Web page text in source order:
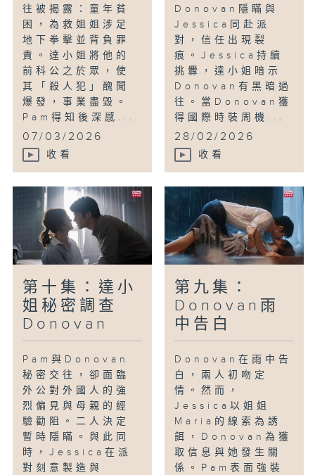
往被揭露：童年貧
困，為救姐姐涉足
地下拳擊並背負罪
責。達小姐將他的
前科公之於眾，使
其「殺人犯」醜聞
爆發，事業盡毀。
Pam得知後深感...
07/03/2026
收看
Donovan隱瞞與
Jessica同赴派
對，信任出現裂
痕。Jessica持續
挑釁，達小姐暗示
Donovan有黑暗過
往。當Donovan獲
得國際時裝周機...
28/02/2026
收看
第十集：達小
姐秘密調查
Donovan
Pam與Donovan
秘密交往，卻面臨
外公對外國人的強
烈偏見與母親的經
驗勸阻。二人決定
暫時隱瞞。與此同
時，Jessica在派
對刻意製造與
第九集：
Donovan雨
中告白
Donovan在雨中告
白，兩人初吻定
情。然而，
Jessica以姐姐
Maria的線索為誘
餌，Donovan為獲
取信息與她發生關
係。Pam表面強裝